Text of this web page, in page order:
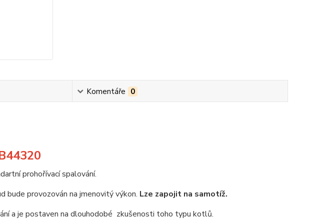
Komentáře 0
prohořívací spalování.
bude provozován na jmenovitý výkon. Lze zapojit na samotíž.
a je postaven na dlouhodobé zkušenosti toho typu kotlů.